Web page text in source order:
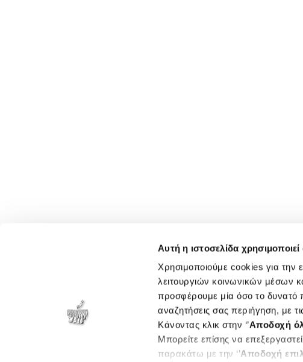
Αυτή η ιστοσελίδα
Χρησιμοποιούμε cookies για την
λειτουργιών κοινωνικών μέσων
προσφέρουμε μία όσο το δυνατό
αναζητήσεις σας περιήγηση, με
Κάνοντας κλικ στην ‘’Αποδοχή
Μπορείτε επίσης να
παρακάτω με την ‘’Αποδοχή